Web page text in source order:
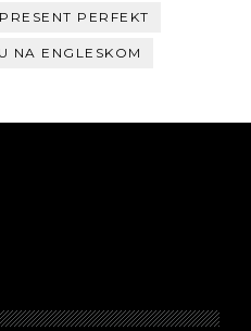
PRESENT PERFEKT
NA ENGLESKOM